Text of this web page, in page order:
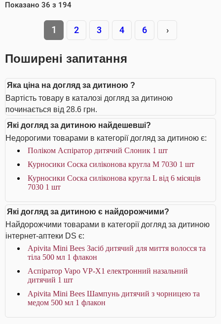
Показано 36 з 194
1 2 3 4 6 ›
Поширені запитання
Яка ціна на догляд за дитиною ?
Вартість товару в каталозі догляд за дитиною
починається від 28.6 грн.
Які догляд за дитиною найдешевші?
Недорогими товарами в категорії догляд за дитиною є:
Поліком Аспіратор дитячий Слоник 1 шт
Курносики Соска силіконова кругла M 7030 1 шт
Курносики Соска силіконова кругла L від 6 місяців
7030 1 шт
Які догляд за дитиною є найдорожчими?
Найдорожчими товарами в категорії догляд за дитиною
інтернет-аптеки DS є:
Apivita Mini Bees Засіб дитячий для миття волосся та
тіла 500 мл 1 флакон
Аспіратор Vapo VP-X1 електронний назальний
дитячий 1 шт
Apivita Mini Bees Шампунь дитячий з чорницею та
медом 500 мл 1 флакон